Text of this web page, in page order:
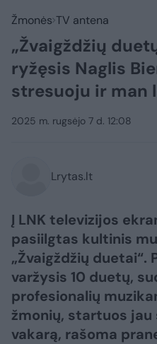
Žmonės TV antena
„Žvaigždžių
ryžęsis Naglis
stresuoju ir man
2025 m. rugsėjo 7 d. 12:08
Lrytas.lt
Į LNK televizijos
pasiilgtas kultinis
„Žvaigždžių duetai“.
varžysis 10 duetų,
profesionalių
žmonių, startuos jau
vakarą, rašoma